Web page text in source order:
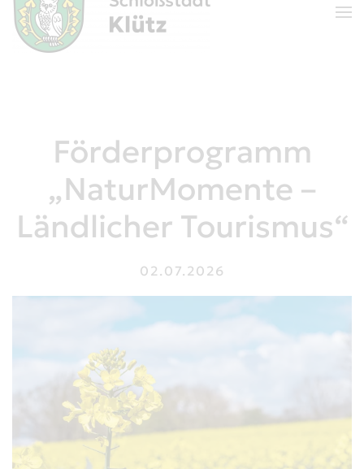
Förderprogramm
„NaturMomente –
Ländlicher Tourismus“
02.07.2026